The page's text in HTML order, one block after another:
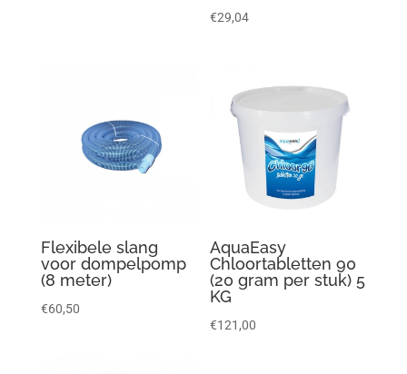
€29,04
Flexibele slang
voor dompelpomp
(8 meter)
€60,50
AquaEasy
Chloortabletten 90
(20 gram per stuk) 5
KG
€121,00